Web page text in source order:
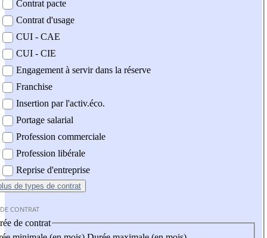
Contrat pacte
Contrat d'usage
CUI - CAE
CUI - CIE
Engagement à servir dans la réserve
Franchise
Insertion par l'activ.éco.
Portage salarial
Profession commerciale
Profession libérale
Reprise d'entreprise
de types de contrat
CONTRAT
de contrat